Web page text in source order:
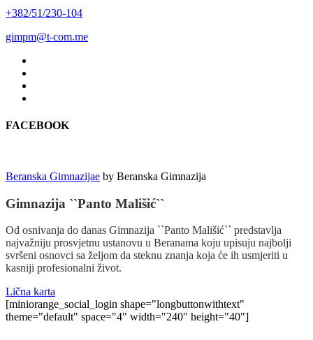
+382/51/230-104
gimpm@t-com.me
FACEBOOK
Beranska Gimnazijae by Beranska Gimnazija
Gimnazija ``Panto Mališić``
Od osnivanja do danas Gimnazija ``Panto Mališić`` predstavlja
najvažniju prosvjetnu ustanovu u Beranama koju upisuju najbolji
svršeni osnovci sa željom da steknu znanja koja će ih usmjeriti u
kasniji profesionalni život.
Lična karta
[miniorange_social_login shape="longbuttonwithtext"
theme="default" space="4" width="240" height="40"]